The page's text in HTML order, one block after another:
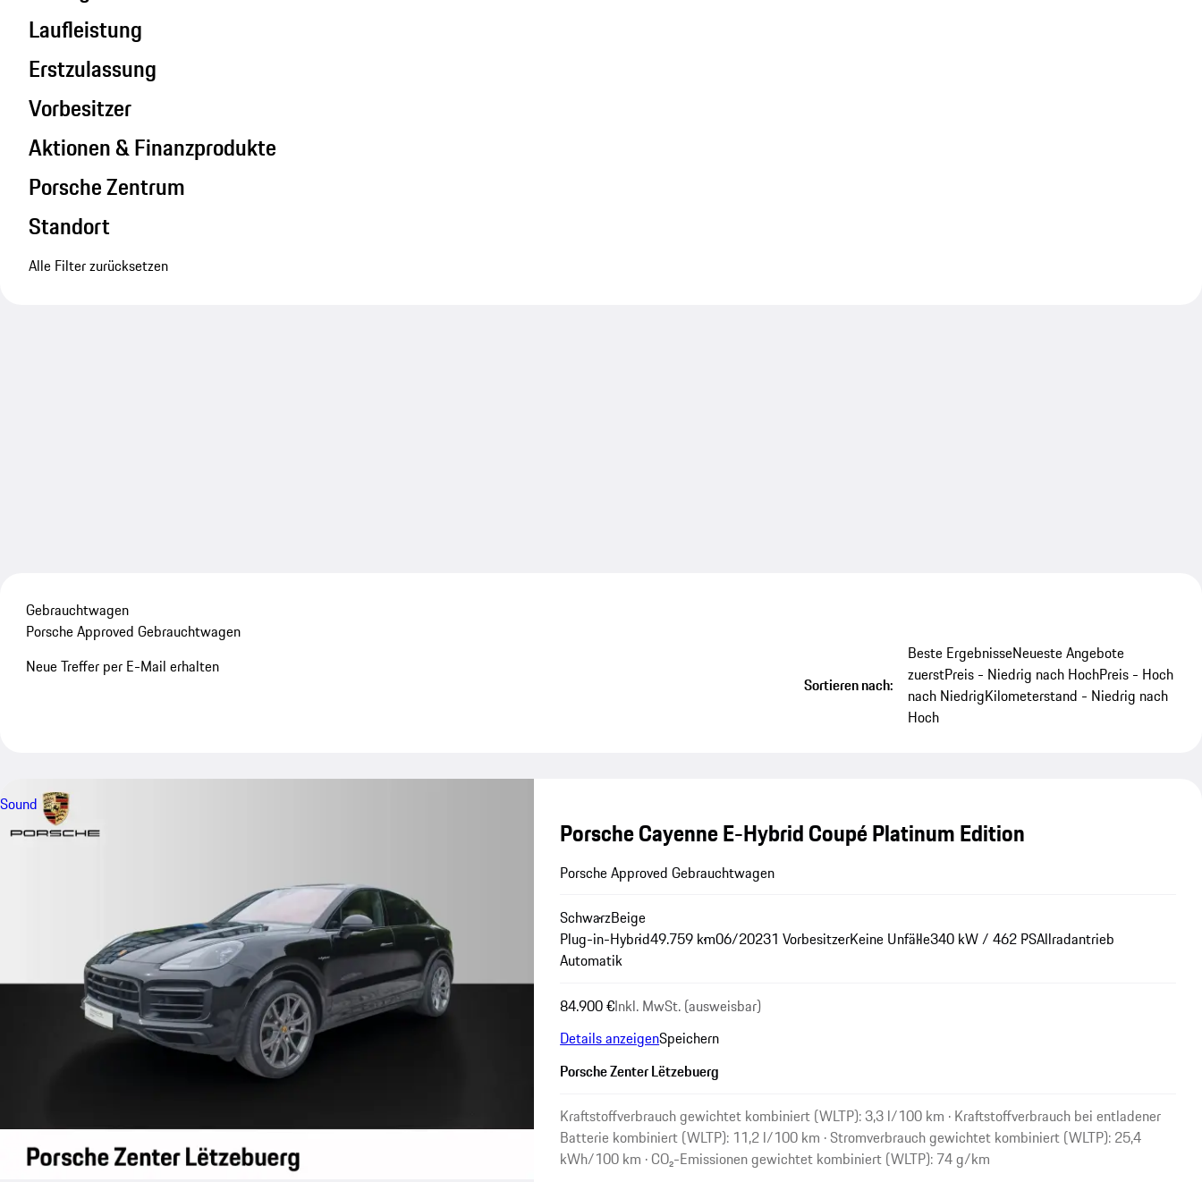
Laufleistung
Erstzulassung
Vorbesitzer
Aktionen & Finanzprodukte
Porsche Zentrum
Standort
Alle Filter zurücksetzen
Gebrauchtwagen
Porsche Approved Gebrauchtwagen
Neue Treffer per E-Mail erhalten
Sortieren nach:
Beste ErgebnisseNeueste Angebote
zuerstPreis - Niedrig nach HochPreis - Hoch
nach NiedrigKilometerstand - Niedrig nach
Hoch
Sound
Porsche Cayenne E-Hybrid Coupé Platinum Edition
Porsche Approved Gebrauchtwagen
SchwarzBeige
Plug-in-Hybrid49.759 km06/20231 VorbesitzerKeine Unfälle340 kW / 462 PSAllradantrieb
Automatik
84.900 €Inkl. MwSt. (ausweisbar)
Details anzeigenSpeichern
Porsche Zenter Lëtzebuerg
Kraftstoffverbrauch gewichtet kombiniert (WLTP): 3,3 l/100 km · Kraftstoffverbrauch bei entladener
Batterie kombiniert (WLTP): 11,2 l/100 km · Stromverbrauch gewichtet kombiniert (WLTP): 25,4
kWh/100 km · CO₂-Emissionen gewichtet kombiniert (WLTP): 74 g/km